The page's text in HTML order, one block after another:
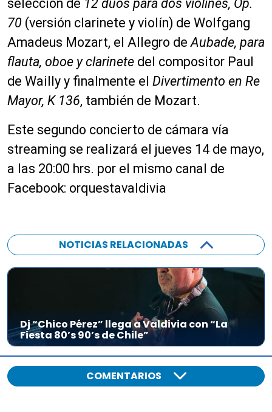
selección de 12 dúos para dos violines, Op.
70 (versión clarinete y violín) de Wolfgang
Amadeus Mozart, el Allegro deAubade, para
flauta, oboe y clarinete del compositor Paul
de Wailly y finalmente el Divertimento en Re
Mayor, K 136, también de Mozart.
Este segundo concierto de cámara vía
streaming se realizará el jueves 14 de mayo,
a las 20:00 hrs. por el mismo canal de
Facebook: orquestavaldivia
NOTICIAS RELACIONADAS
Dj “Chico Pérez” llega a Valdivia con “La
Fiesta 80’s 90’s de Chile”
COMENTARIOS